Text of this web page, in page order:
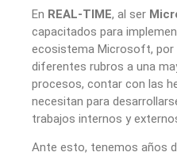
En REAL-TIME, al ser
capacitados para
ecosistema Microsoft, por
diferentes rubros a una
procesos, contar con las
necesitan para
trabajos internos y
Ante esto, tenemos años